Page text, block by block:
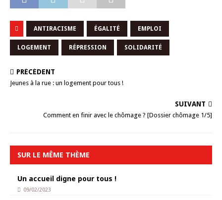
ANTIRACISME ÉGALITÉ EMPLOI
LOGEMENT RÉPRESSION SOLIDARITÉ
PRÉCÉDENT
Jeunes à la rue : un logement pour tous !
SUIVANT
Comment en finir avec le chômage ? [Dossier chômage 1/5]
SUR LE MÊME THÈME
Un accueil digne pour tous !
09/02/2023